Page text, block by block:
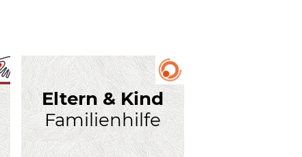
Eltern & Kind
Familienhilfe